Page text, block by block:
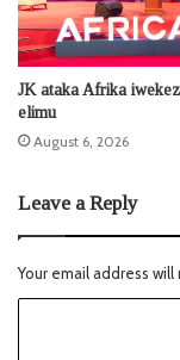
JK ataka Afrika
elimu
August 6, 2026
Leave a Reply
Your email address